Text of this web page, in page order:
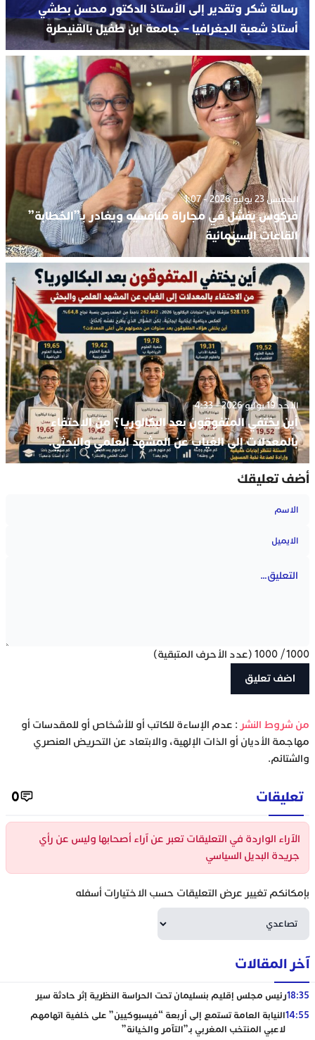
رسالة شكر وتقدير إلى الأستاذ الدكتور محسن بطشي
أستاذ شعبة الجغرافيا – جامعة ابن طفيل بالقنيطرة
الخميس 23 يوليو 2026 - 1:07
فركوس يفشل في مجاراة منافسيه ويغادر بـ”الخطابة”
القاعات السينمائية
الأحد 19 يوليو 2026 - 4:33
أين يختفي المتفوقون بعد البكالوريا؟ من الاحتفاء
بالمعدلات إلى الغياب عن المشهد العلمي والبحثي.
أضف تعليقك
1000
/
1000 (عدد الأحرف المتبقية)
‫من شروط النشر : عدم الإساءة للكاتب أو للأشخاص أو للمقدسات أو
مهاجمة الأديان أو الذات الإلهية، والابتعاد عن التحريض العنصري
والشتائم.
تعليقات 0
الآراء الواردة في التعليقات تعبر عن آراء أصحابها وليس عن رأي
جريدة البديل السياسي
بإمكانكم تغيير عرض التعليقات حسب الاختيارات أسفله
آخر المقالات
18:35رئيس مجلس إقليم بنسليمان تحت الحراسة النظرية إثر حادثة سير
14:55النيابة العامة تستمع إلى أربعة “فيسبوكيين” على خلفية اتهامهم
لاعبي المنتخب المغربي بـ”التآمر والخيانة”